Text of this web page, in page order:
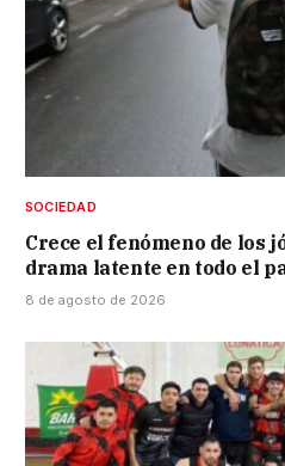
SOCIEDAD
Crece el fenómeno de los
drama latente en todo el
8 de agosto de 2026